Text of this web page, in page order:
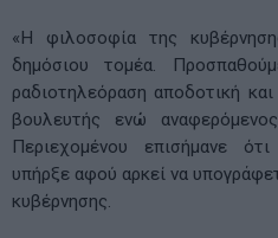
«Η φιλοσοφία της
δημόσιου τομέα.
ραδιοτηλεόραση αποδοτική
βουλευτής ενώ
Περιεχομένου επισήμανε
υπήρξε αφού αρκεί να
κυβέρνησης.